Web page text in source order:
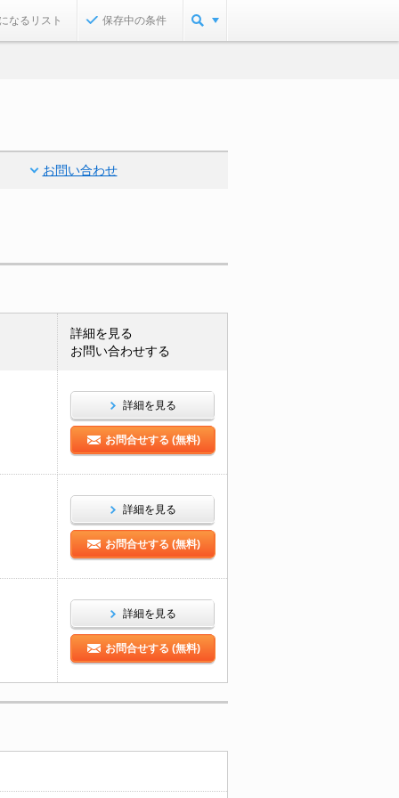
なるリスト 保存中の条件
お問い合わせ
詳細を見る
お問い合わせする
詳細を見る
お問合せする (無料)
詳細を見る
お問合せする (無料)
詳細を見る
お問合せする (無料)